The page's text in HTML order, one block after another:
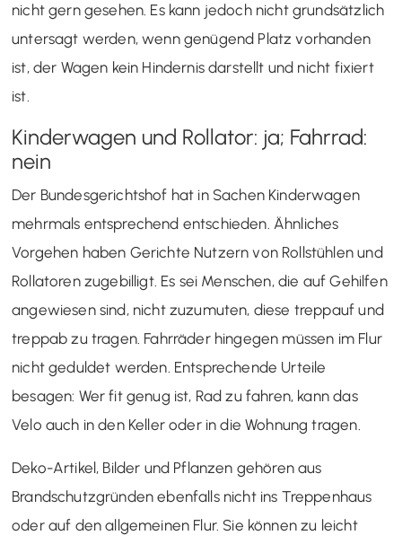
nicht gern gesehen. Es kann jedoch nicht grundsätzlich
untersagt werden, wenn genügend Platz vorhanden
ist, der Wagen kein Hindernis darstellt und nicht fixiert
ist.
Kinderwagen und Rollator: ja; Fahrrad:
nein
Der Bundesgerichtshof hat in Sachen Kinderwagen
mehrmals entsprechend entschieden. Ähnliches
Vorgehen haben Gerichte Nutzern von Rollstühlen und
Rollatoren zugebilligt. Es sei Menschen, die auf Gehilfen
angewiesen sind, nicht zuzumuten, diese treppauf und
treppab zu tragen. Fahrräder hingegen müssen im Flur
nicht geduldet werden. Entsprechende Urteile
besagen: Wer fit genug ist, Rad zu fahren, kann das
Velo auch in den Keller oder in die Wohnung tragen.
Deko-Artikel, Bilder und Pflanzen gehören aus
Brandschutzgründen ebenfalls nicht ins Treppenhaus
oder auf den allgemeinen Flur. Sie können zu leicht